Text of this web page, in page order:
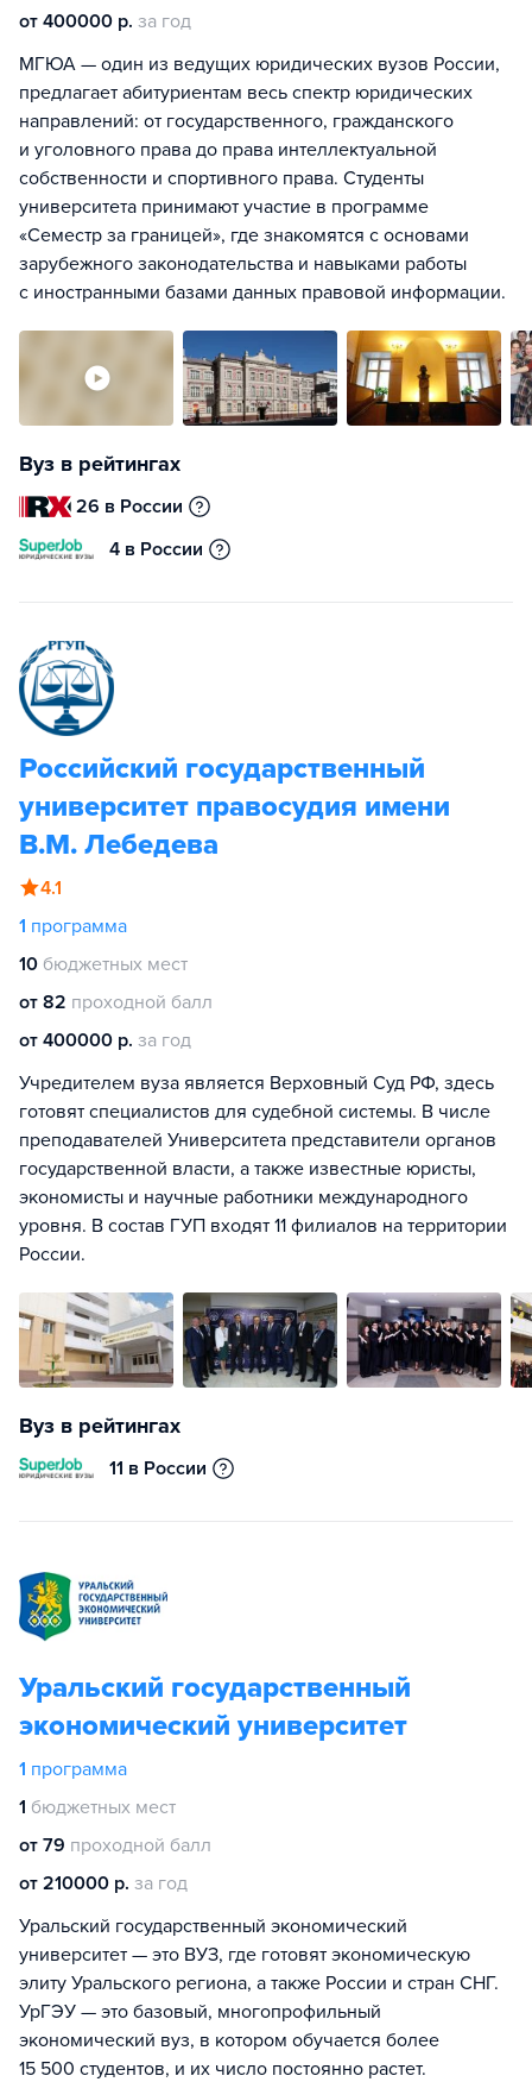
от 400000 р. за год
МГЮА — один из ведущих юридических вузов России,
предлагает абитуриентам весь спектр юридических
направлений: от государственного, гражданского
и уголовного права до права интеллектуальной
собственности и спортивного права. Студенты
университета принимают участие в программе
«Семестр за границей», где знакомятся с основами
зарубежного законодательства и навыками работы
с иностранными базами данных правовой информации.
Вуз в рейтингах
26 в России
4 в России
Российский государственный
университет правосудия имени
В.М. Лебедева
4.1
1 программа
10 бюджетных мест
от 82 проходной балл
от 400000 р. за год
Учредителем вуза является Верховный Суд РФ, здесь
готовят специалистов для судебной системы. В числе
преподавателей Университета представители органов
государственной власти, а также известные юристы,
экономисты и научные работники международного
уровня. В состав ГУП входят 11 филиалов на территории
России.
Вуз в рейтингах
11 в России
Уральский государственный
экономический университет
1 программа
1 бюджетных мест
от 79 проходной балл
от 210000 р. за год
Уральский государственный экономический
университет — это ВУЗ, где готовят экономическую
элиту Уральского региона, а также России и стран СНГ.
УрГЭУ — это базовый, многопрофильный
экономический вуз, в котором обучается более
15 500 студентов, и их число постоянно растет.